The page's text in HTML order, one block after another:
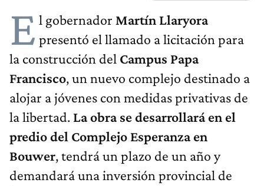
E l gobernador Martín Llaryora
presentó el llamado a licitación para
la construcción del Campus Papa
Francisco, un nuevo complejo destinado a
alojar a jóvenes con medidas privativas de
la libertad. La obra se desarrollará en el
predio del Complejo Esperanza en
Bouwer, tendrá un plazo de un año y
demandará una inversión provincial de